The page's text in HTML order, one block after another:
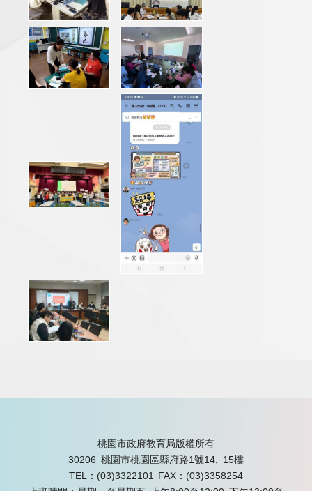
桃園市政府教育局版權所有
30206 桃園市桃園區縣府路1號14, 15樓
TEL：(03)3322101
FAX：(03)3358254